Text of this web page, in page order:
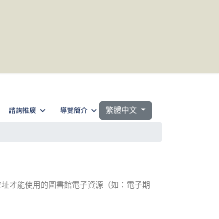
諮詢推廣 導覽簡介 選擇你的語言
繁體中文
才能使用的圖書館電子資源（如：電子期